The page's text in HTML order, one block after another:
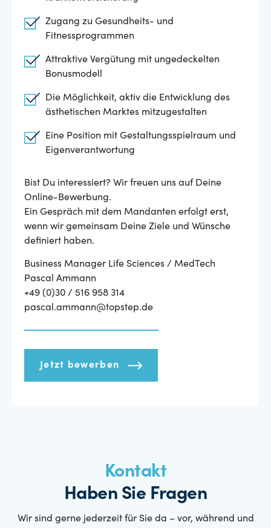
Zugang zu Gesundheits- und
Fitnessprogrammen
Attraktive Vergütung mit ungedeckelten
Bonusmodell
Die Möglichkeit, aktiv die Entwicklung des
ästhetischen Marktes mitzugestalten
Eine Position mit Gestaltungsspielraum und
Eigenverantwortung
Bist Du interessiert? Wir freuen uns auf Deine
Online-Bewerbung.
Ein Gespräch mit dem Mandanten erfolgt erst,
wenn wir gemeinsam Deine Ziele und Wünsche
definiert haben.
Business Manager Life Sciences / MedTech
Pascal Ammann
+49 (0)30 / 516 958 314
pascal.ammann@topstep.de
Jetzt bewerben
Kontakt
Haben Sie Fragen
Wir sind gerne jederzeit für Sie da – vor, während und